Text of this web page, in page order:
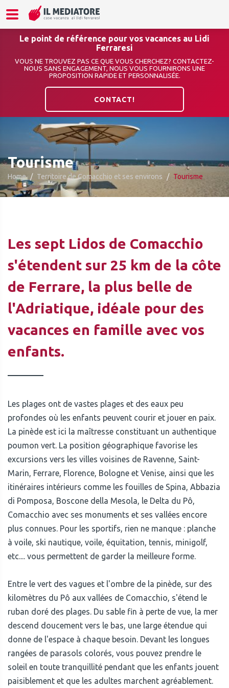
Le point de référence pour vos vacances au Lidi
Ferraresi
VOUS NE TROUVEZ PAS CE QUE VOUS CHERCHEZ? CONTACTEZ-
NOUS SANS ENGAGEMENT, NOUS VOUS FOURNIRONS UNE
PROPOSITION RAPIDE ET PERSONNALISÉE.
CONTACT!
Tourisme
Home Territoire de Comacchio et ses environs Tourisme
Les sept Lidos de Comacchio
s'étendent sur 25 km de la côte
de Ferrare, la plus belle de
l'Adriatique, idéale pour des
vacances en famille avec vos
enfants.
Les plages ont de vastes plages et des eaux peu
profondes où les enfants peuvent courir et jouer en paix.
La pinède est ici la maîtresse constituant un authentique
poumon vert. La position géographique favorise les
excursions vers les villes voisines de Ravenne, Saint-
Marin, Ferrare, Florence, Bologne et Venise, ainsi que les
itinéraires intérieurs comme les fouilles de Spina, Abbazia
di Pomposa, Boscone della Mesola, le Delta du Pô,
Comacchio avec ses monuments et ses vallées encore
plus connues. Pour les sportifs, rien ne manque : planche
à voile, ski nautique, voile, équitation, tennis, minigolf,
etc.... vous permettent de garder la meilleure forme.
Entre le vert des vagues et l'ombre de la pinède, sur des
kilomètres du Pô aux vallées de Comacchio, s'étend le
ruban doré des plages. Du sable fin à perte de vue, la mer
descend doucement vers le bas, une large étendue qui
donne de l'espace à chaque besoin. Devant les longues
rangées de parasols colorés, vous pouvez prendre le
soleil en toute tranquillité pendant que les enfants jouent
paisiblement et que les adultes marchent agréablement.